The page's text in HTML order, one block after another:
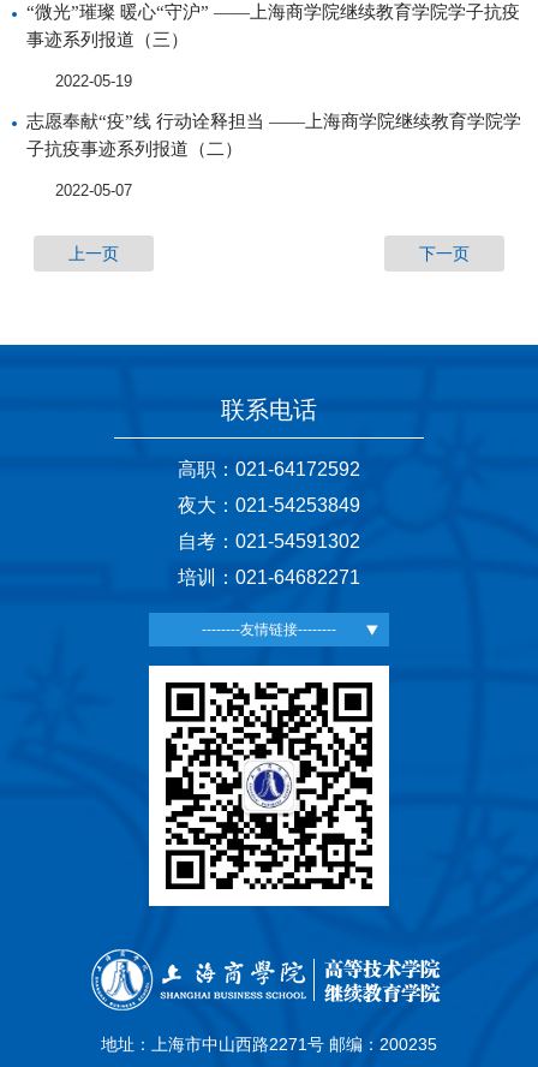
“微光”璀璨 暖心“守沪” ——上海商学院继续教育学院学子抗疫
事迹系列报道（三）
2022-05-19
志愿奉献“疫”线 行动诠释担当 ——上海商学院继续教育学院学
子抗疫事迹系列报道（二）
2022-05-07
上一页 下一页
联系电话
高职：021-64172592
夜大：021-54253849
自考：021-54591302
培训：021-64682271
--------友情链接--------
地址：上海市中山西路2271号 邮编：200235